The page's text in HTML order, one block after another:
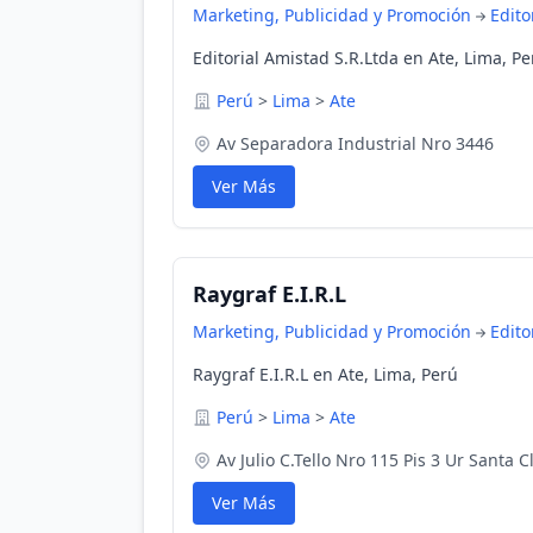
Marketing, Publicidad y Promoción
Editorial Amistad S.R.Ltda en Ate, Lima,
Perú > Lima > Ate
Av Separadora Industrial Nro 3446
Ver Más
Raygraf E.I.R.L
Marketing, Publicidad y Promoción
Raygraf E.I.R.L en Ate, Lima, Perú
Perú > Lima > Ate
Av Julio C.Tello Nro 115 Pis 3 Ur Santa
Ver Más